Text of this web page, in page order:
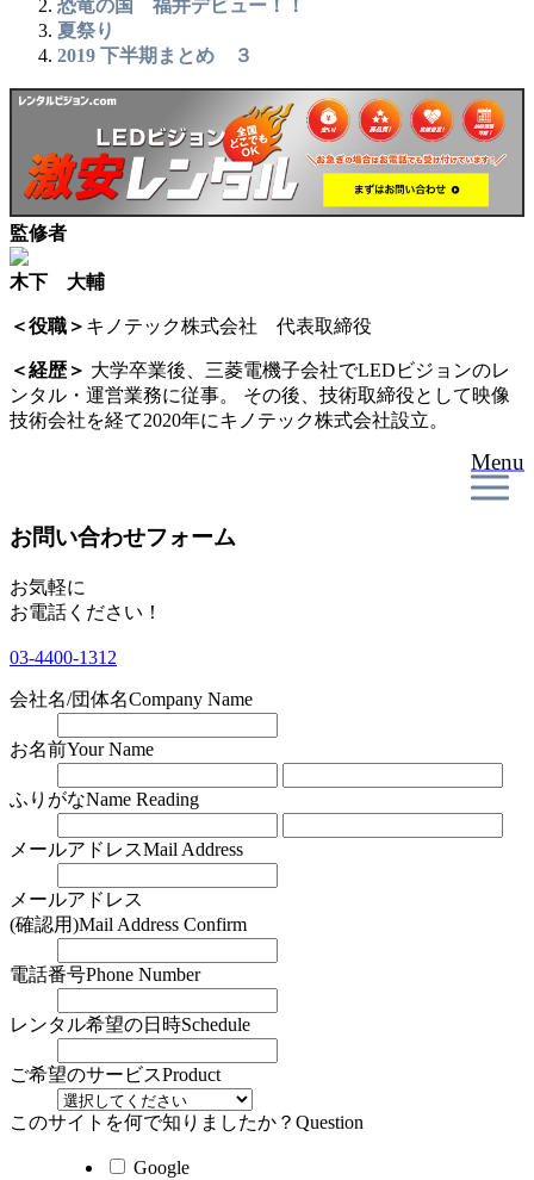
Menu
恐竜の国 福井デビュー！！
夏祭り
2019 下半期まとめ ３
監修者
木下 大輔
＜役職＞ キノテック株式会社 代表取締役
＜経歴＞ 大学卒業後、三菱電機子会社でLEDビジョンのレ
ンタル・運営業務に従事。 その後、技術取締役として映像
技術会社を経て2020年にキノテック株式会社設立。
お問い合わせフォーム
お気軽に
お電話ください！
03-4400-1312
会社名/団体名Company Name
お名前Your Name
ふりがなName Reading
メールアドレスMail Address
メールアドレス
(確認用)Mail Address Confirm
電話番号Phone Number
レンタル希望の日時Schedule
ご希望のサービスProduct
このサイトを何で知りましたか？ Question
Google